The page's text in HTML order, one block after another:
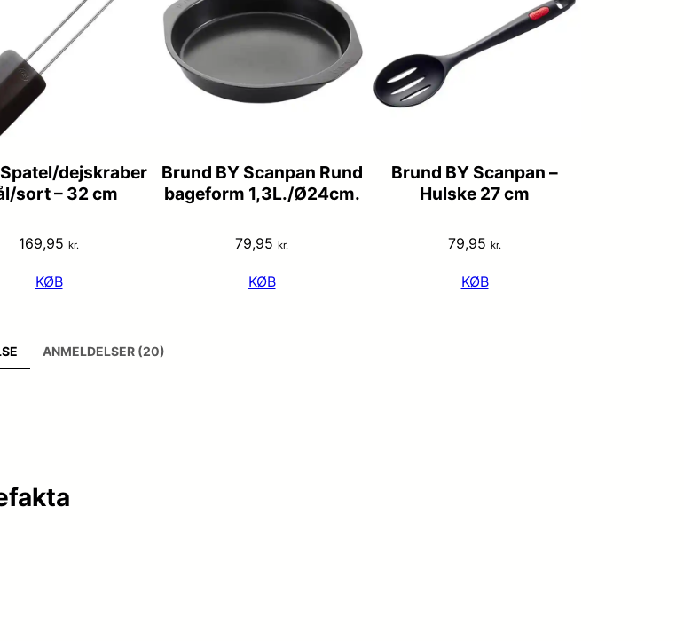
dejskraber
sort – 32 cm
169,95 kr.
KØB
Brund BY Scanpan Rund
bageform 1,3L./Ø24cm.
79,95 kr.
KØB
Brund BY Scanpan –
Hulske 27 cm
79,95 kr.
KØB
ANMELDELSER (20)